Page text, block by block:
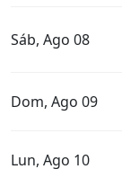
Sáb, Ago 08
Dom, Ago 09
Lun, Ago 10